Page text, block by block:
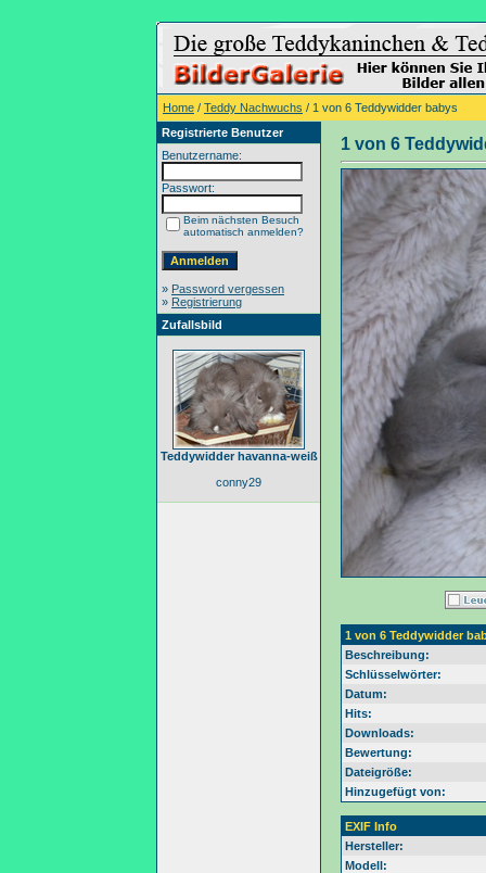
Home / Teddy Nachwuchs / 1 von 6 Teddywidder babys
Registrierte Benutzer
Benutzername:
Passwort:
Beim nächsten Besuch
automatisch anmelden?
» Password vergessen
» Registrierung
Zufallsbild
Teddywidder havanna-weiß
conny29
1 von 6
1 von 6 Teddywidder
Beschreibung:
Schlüsselwörter:
Datum:
Hits:
Downloads:
Bewertung:
Dateigröße:
Hinzugefügt von:
EXIF Info
Hersteller:
Modell: